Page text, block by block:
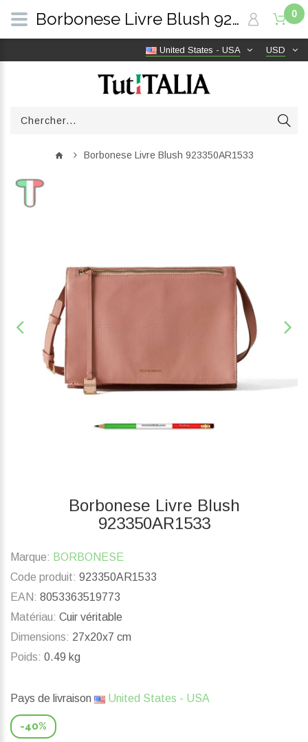
USD
United States - USA
0
Borbonese Livre Blush 923350AR1533
Borbonese Livre Blush
923350AR1533
Marque: BORBONESE
Code produit: 923350AR1533
EAN: 8053363519773
Matériau: Cuir véritable
Dimensions: 27x20x7 cm
Poids: 0.49 kg
Pays de livraison United States - USA
-40%
Borbonese Livre Blush 923350AR1533 | TutITALIA